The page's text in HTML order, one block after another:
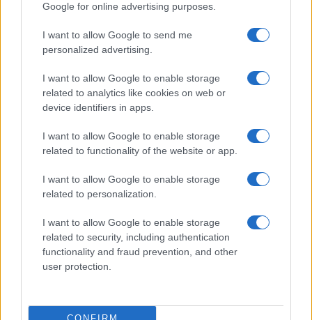
Google for online advertising purposes.
I want to allow Google to send me
personalized advertising.
I want to allow Google to enable storage
related to analytics like cookies on web or
device identifiers in apps.
I want to allow Google to enable storage
related to functionality of the website or app.
I want to allow Google to enable storage
related to personalization.
I want to allow Google to enable storage
related to security, including authentication
functionality and fraud prevention, and other
user protection.
CONFIRM